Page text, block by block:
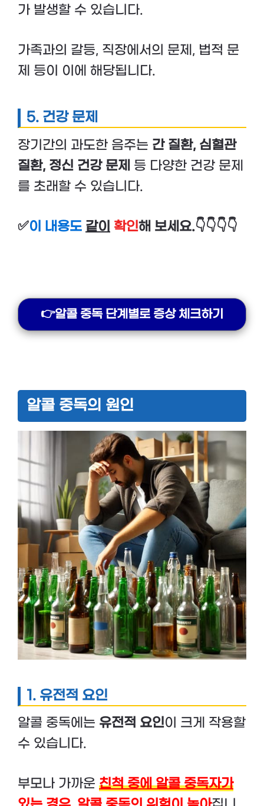
가 발생할 수 있습니다.
가족과의 갈등, 직장에서의 문제, 법적 문
제 등이 이에 해당됩니다.
5. 건강 문제
장기간의 과도한 음주는 간 질환, 심혈관
질환, 정신 건강 문제 등 다양한 건강 문제
를 초래할 수 있습니다.
✅이 내용도 같이 확인해 보세요.👇👇👇👇
👉알콜 중독 단계별로 증상 체크하기
알콜 중독의 원인
1. 유전적 요인
알콜 중독에는 유전적 요인이 크게 작용할
수 있습니다.
부모나 가까운 친척 중에 알콜 중독자가